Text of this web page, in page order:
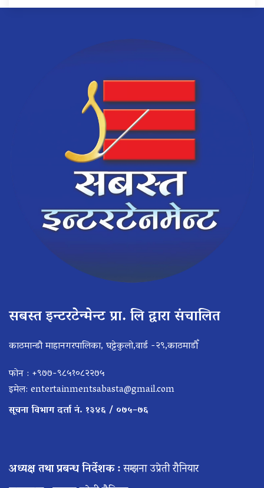
सबस्त इन्टरटेन्मेन्ट प्रा. लि द्वारा संचालित
काठमान्डौ माहानगरपालिका, घट्टेकुलो,वार्ड -२९,काठमाडौँ
फोन : +९७७-९८५१०८२२७५
इमेल: entertainmentsabasta@gmail.com
सूचना विभाग दर्ता नं. १३४६ / ०७५–७६
अध्यक्ष तथा प्रबन्ध निर्देशक :सम्झना उप्रेती रौनियार